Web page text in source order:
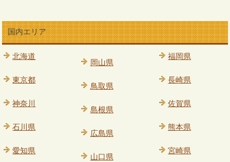
国内エリア
北海道
東京都
神奈川
石川県
愛知県
岡山県
鳥取県
島根県
広島県
山口県
福岡県
長崎県
佐賀県
熊本県
宮崎県